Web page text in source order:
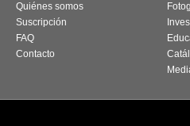
Quiénes somos
Suscripción
FAQ
Contacto